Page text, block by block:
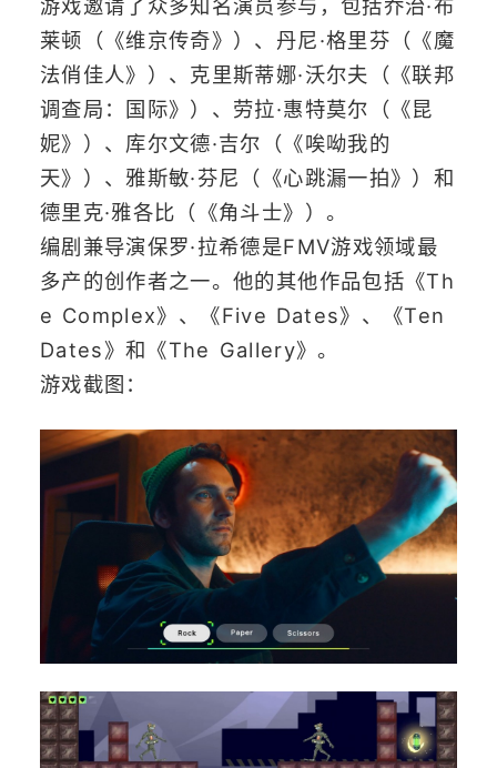
游戏邀请了众多知名演员参与，包括乔治·布
莱顿（《维京传奇》）、丹尼·格里芬（《魔
法俏佳人》）、克里斯蒂娜·沃尔夫（《联邦
调查局：国际》）、劳拉·惠特莫尔（《昆
妮》）、库尔文德·吉尔（《唉呦我的
天》）、雅斯敏·芬尼（《心跳漏一拍》）和
德里克·雅各比（《角斗士》）。
编剧兼导演保罗·拉希德是FMV游戏领域最
多产的创作者之一。他的其他作品包括《Th
e Complex》、《Five Dates》、《Ten
Dates》和《The Gallery》。
游戏截图：